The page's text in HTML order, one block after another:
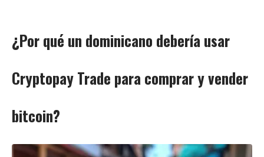
¿Por qué un dominicano debería usar
Cryptopay Trade para comprar y vender
bitcoin?